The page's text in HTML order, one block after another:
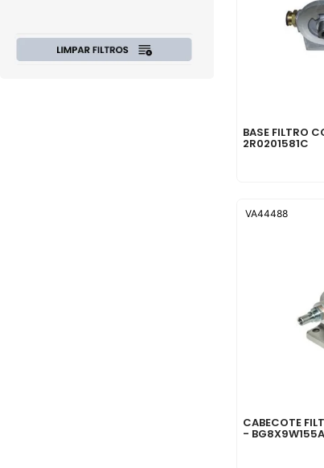
BASE FILTRO
2R0201581C
CABECOTE
-
VA44488